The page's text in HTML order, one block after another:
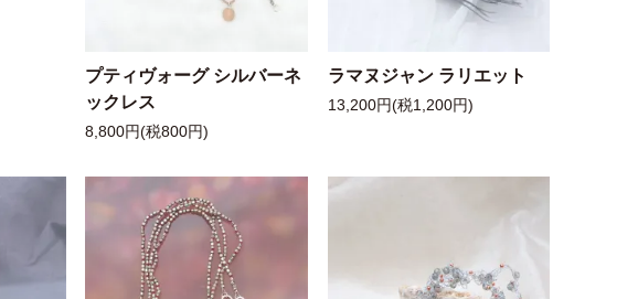
プティヴォーグ シルバーネ
ックレス
8,800円(税800円)
ラマヌジャン ラリエット
13,200円(税1,200円)